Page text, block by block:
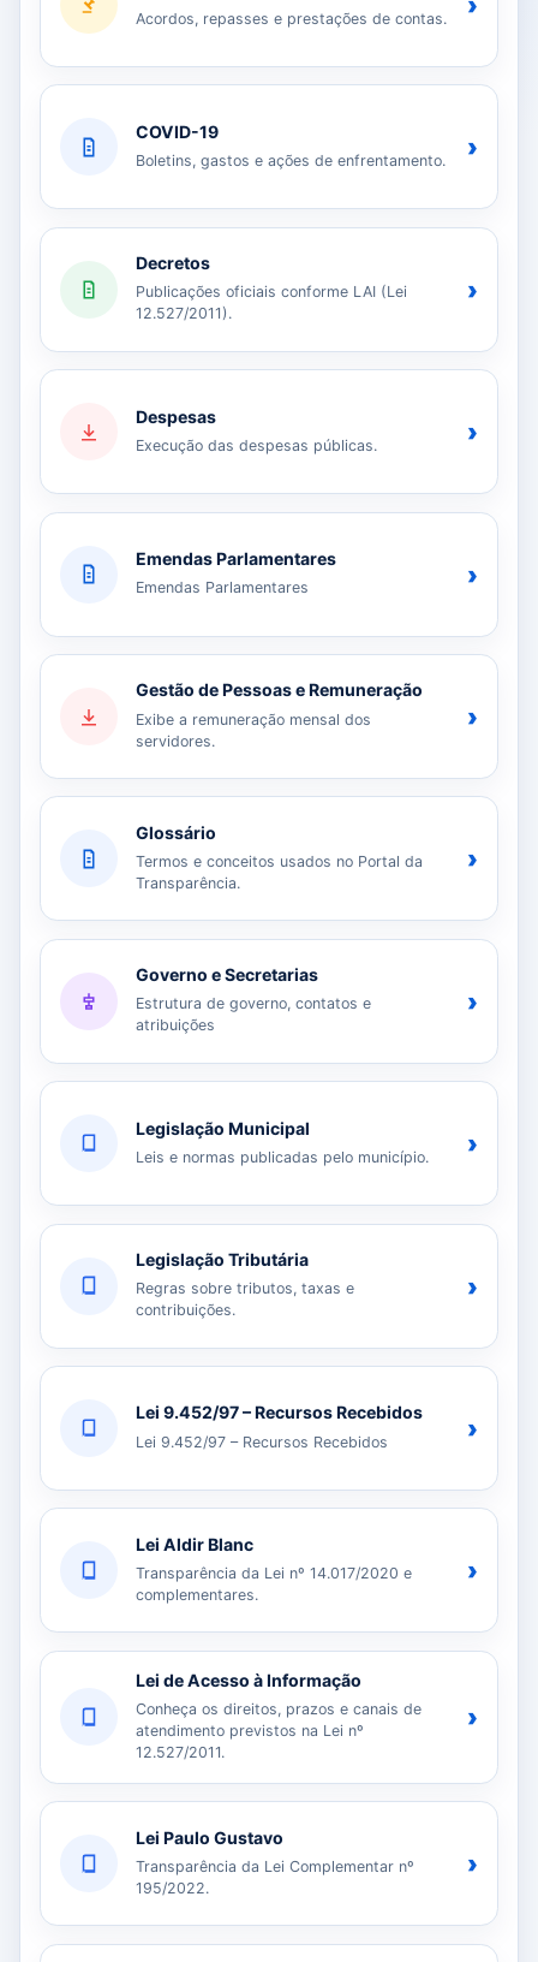
Acordos, repasses e prestações de contas.
COVID-19
Boletins, gastos e ações de enfrentamento. ›
Decretos
Publicações oficiais conforme LAI (Lei
12.527/2011).
›
Despesas
Execução das despesas públicas. ›
Emendas Parlamentares
Emendas Parlamentares ›
Gestão de Pessoas e Remuneração
Exibe a remuneração mensal dos
servidores.
›
Glossário
Termos e conceitos usados no Portal da
Transparência.
›
Governo e Secretarias
Estrutura de governo, contatos e
atribuições
›
Legislação Municipal
Leis e normas publicadas pelo município. ›
Legislação Tributária
Regras sobre tributos, taxas e
contribuições.
›
Lei 9.452/97 – Recursos Recebidos
Lei 9.452/97 – Recursos Recebidos ›
Lei Aldir Blanc
Transparência da Lei nº 14.017/2020 e
complementares.
›
Lei de Acesso à Informação
Conheça os direitos, prazos e canais de
atendimento previstos na Lei nº
12.527/2011.
›
Lei Paulo Gustavo
Transparência da Lei Complementar nº
195/2022.
›